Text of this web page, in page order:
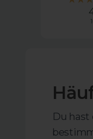
Du hast